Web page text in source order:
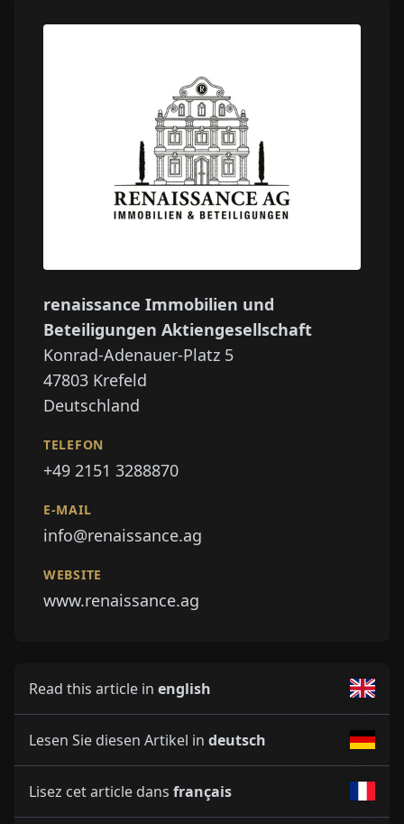
renaissance Immobilien und
Beteiligungen Aktiengesellschaft
Konrad-Adenauer-Platz 5
47803 Krefeld
Deutschland
TELEFON
+49 2151 3288870
E-MAIL
info@renaissance.ag
WEBSITE
www.renaissance.ag
Read this article in english
Lesen Sie diesen Artikel in deutsch
Lisez cet article dans français